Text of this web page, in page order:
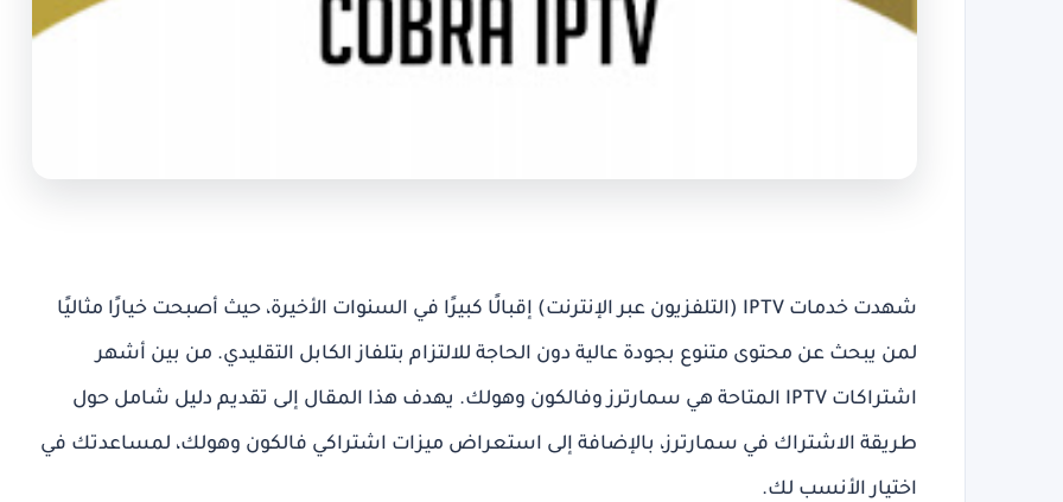
شهدت خدمات IPTV (التلفزيون عبر الإنترنت) إقبالًا كبيرًا في السنوات الأخيرة، حيث أصبحت خيارًا مثاليًا
لمن يبحث عن محتوى متنوع بجودة عالية دون الحاجة للالتزام بتلفاز الكابل التقليدي. من بين أشهر
اشتراكات IPTV المتاحة هي سمارترز وفالكون وهولك. يهدف هذا المقال إلى تقديم دليل شامل حول
طريقة الاشتراك في سمارترز، بالإضافة إلى استعراض ميزات اشتراكي فالكون وهولك، لمساعدتك في
اختيار الأنسب لك.